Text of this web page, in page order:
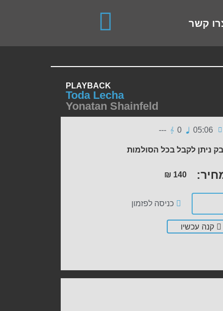
up and down arrows to review and enter to go to the
קשר
PLAYBACK
Toda Lecha
Yonatan Shainfeld
05:06
0
---
ניתן לקבל בכל הסולמות
₪ 140
כניסה לפזמון
קנה עכשיו